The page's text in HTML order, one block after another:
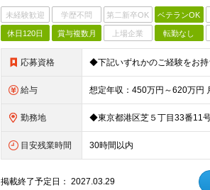
未経験歓迎 学歴不問 第二新卒OK ベテランOK
休日120日 賞与複数月 上場企業 転勤なし
応募資格
給与
勤務地
目安残業時間 30時間以内
掲載終了予定日：2027.03.29